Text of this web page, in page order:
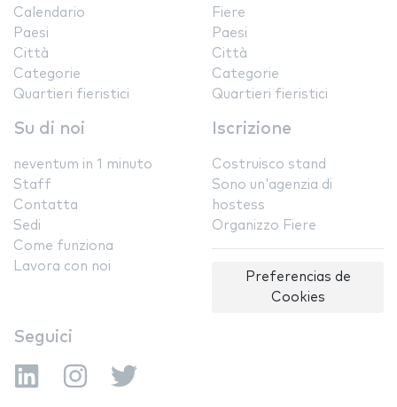
Calendario
Paesi
Città
Categorie
Quartieri fieristici
Fiere
Paesi
Città
Categorie
Quartieri fieristici
Su di noi
neventum in 1 minuto
Staff
Contatta
Sedi
Come funziona
Lavora con noi
Iscrizione
Costruisco stand
Sono un'agenzia di
hostess
Organizzo Fiere
Preferencias de
Cookies
Seguici